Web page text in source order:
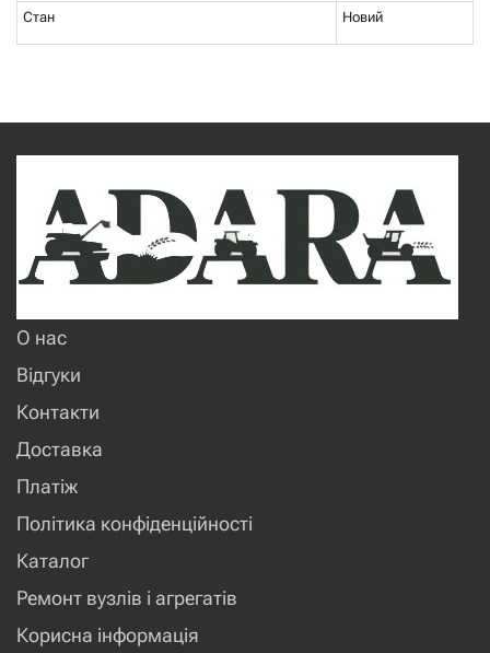
Стан
Новий
О нас
Відгуки
Контакти
Доставка
Платіж
Політика конфіденційності
Каталог
Ремонт вузлів і агрегатів
Корисна інформація